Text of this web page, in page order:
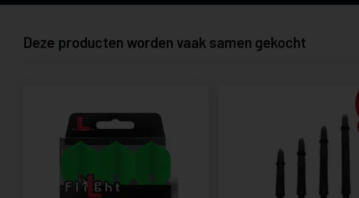
Deze producten worden vaak samen gekocht